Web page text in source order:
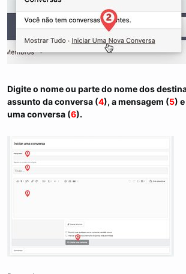
Digite o nome ou parte do nome dos
assunto da conversa (4), a mensagem (5)
uma conversa (6).​